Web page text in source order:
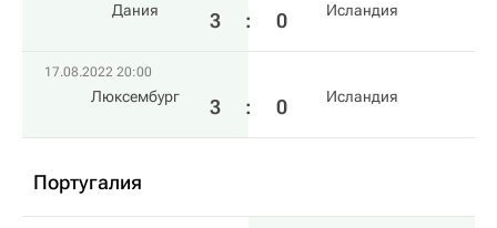
Дания 3 : 0 Исландия
17.08.2022 20:00
Люксембург 3 : 0 Исландия
Португалия